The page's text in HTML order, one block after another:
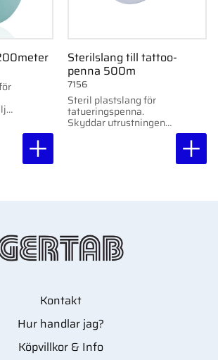
Sterilslang till tattoo-
penna 500m
Steril plastslang för
tatueringspenna.
Skyddar utrustningen
7156
Kontakt
Hur handlar jag?
Köpvillkor & Info